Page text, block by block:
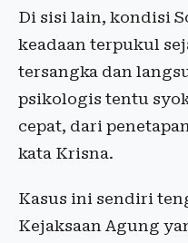
Di sisi lain, kondisi
keadaan terpukul
tersangka dan
psikologis tentu
cepat, dari
kata Krisna.
Kasus ini sendiri
Kejaksaan Agung